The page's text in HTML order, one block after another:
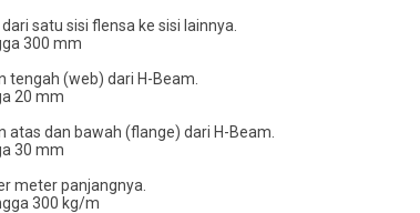
satu sisi flensa ke sisi lainnya.
300 mm
tengah (web) dari H-Beam.
20 mm
atas dan bawah (flange) dari H-Beam.
30 mm
meter panjangnya.
300 kg/m